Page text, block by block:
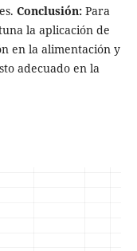
Conclusión: Para
la aplicación de
en la alimentación y
adecuado en la